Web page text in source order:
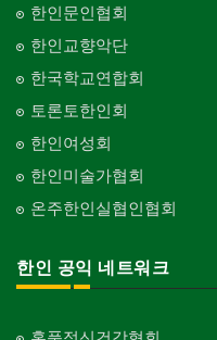
한인문인협회
한인교향악단
한국학교연합회
토론토한인회
한인여성회
한인미술가협회
온주한인실협인협회
한인 공익 네트워크